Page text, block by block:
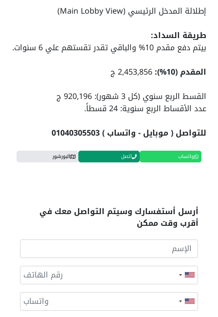
إطلالة المدخل الرئيسي (Main Lobby View)
طريقة السداد:
بيتم دفع مقدم 10% والباقي تقدر تقستهم علي 6 سنوات.
المقدم (10%):
2,453,856 ج
القسط الربع سنوي (كل 3 شهور): 920,196 ج
عدد الأقساط الربع سنوية: 24 قسطاً.
للتواصل ( موبايل - واتساب ) 01040305503
واتساب اتصل البورشور
أرسل أستفسارك وسيتم التواصل معك في
أقرب وقت ممكن